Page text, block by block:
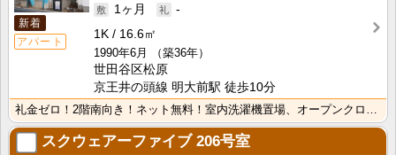
新着
アパート
1ヶ月
-
1K
16.6㎡
1990年6月
（築36年）
世田谷区松原
京王井の頭線 明大前駅 徒歩10分
礼金ゼロ！2階南向き！ネット無料！室内洗濯機置場、オープンクローゼット付き！複数沿線が利用できる便利･･･
スクウェアーファイブ206号室